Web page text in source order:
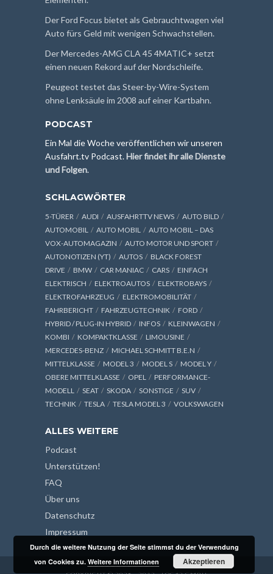
Der Ford Focus bietet als Gebrauchtwagen viel
Auto fürs Geld mit wenigen Schwachstellen.
Der Mercedes-AMG CLA 45 4MATIC+ setzt
einen neuen Rekord auf der Nordschleife.
Peugeot testet das Steer-by-Wire-System
ohne Lenksäule im 2008 auf einer Kartbahn.
PODCAST
Ein Mal die Woche veröffentlichen wir unseren
Ausfahrt.tv Podcast.Hier findet ihr alle Dienste
und Folgen.
SCHLAGWÖRTER
5-TÜRER AUDI AUSFAHRTTV NEWS
AUTO BILD
AUTOMOBIL
AUTO MOBIL
AUTO MOBIL – DAS
VOX-AUTOMAGAZIN
AUTO MOTOR UND SPORT
AUTONOTIZEN (YT)
AUTOS
BLACK FOREST
DRIVE
BMW CAR MANIAC CARS
EINFACH
ELEKTRISCH
ELEKTROAUTOS
ELEKTROBAYS
ELEKTROFAHRZEUG
ELEKTROMOBILITÄT
FAHRBERICHT
FAHRZEUGTECHNIK
FORD
HYBRID / PLUG-IN HYBRID
INFOS
KLEINWAGEN
KOMBI
KOMPAKTKLASSE
LIMOUSINE
MERCEDES-BENZ
MICHAEL SCHMITT B.E.N
MITTELKLASSE
MODEL 3 MODEL S
MODEL Y
OBERE MITTELKLASSE
OPEL
PERFORMANCE-
MODELL
SEAT SKODA SONSTIGE
SUV
TECHNIK
TESLA TESLA MODEL 3 VOLKSWAGEN
ALLES WEITERE
Podcast
Unterstützen!
FAQ
Über uns
Datenschutz
Impressum
Durch die weitere Nutzung der Seite stimmst du der Verwendung
von Cookies zu.Weitere Informationen Akzeptieren